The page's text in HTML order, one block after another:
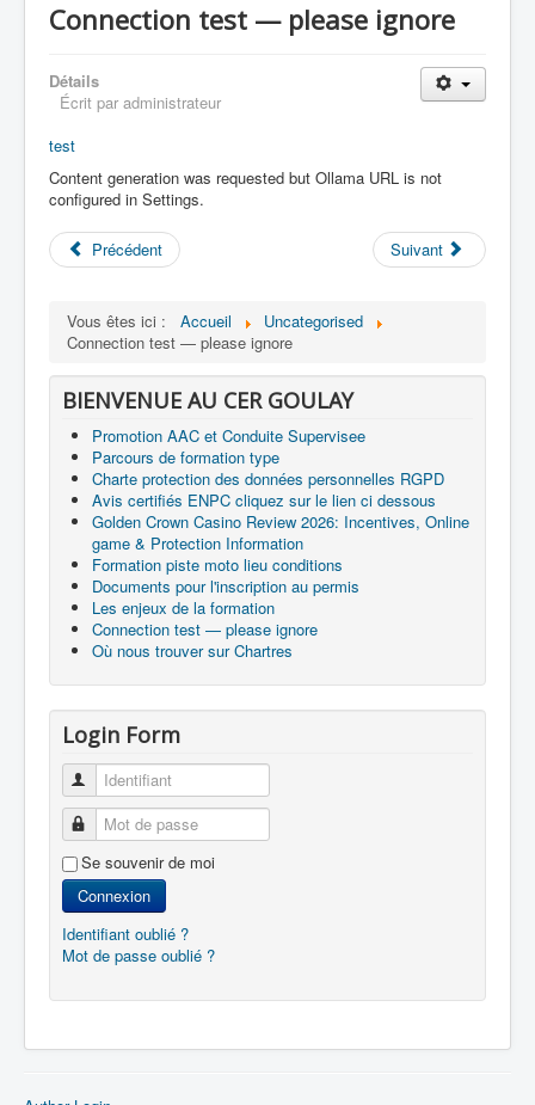
Connection test — please ignore
Détails
Écrit par administrateur
test
Content generation was requested but Ollama URL is not
configured in Settings.
Précédent Suivant
Vous êtes ici : Accueil
Uncategorised
Connection test — please ignore
BIENVENUE AU CER GOULAY
Promotion AAC et Conduite Supervisee
Parcours de formation type
Charte protection des données personnelles RGPD
Avis certifiés ENPC cliquez sur le lien ci dessous
Golden Crown Casino Review 2026: Incentives, Online
game & Protection Information
Formation piste moto lieu conditions
Documents pour l'inscription au permis
Les enjeux de la formation
Connection test — please ignore
Où nous trouver sur Chartres
Login Form
Identifiant
Mot de passe
Se souvenir de moi
Connexion
Identifiant oublié ?
Mot de passe oublié ?